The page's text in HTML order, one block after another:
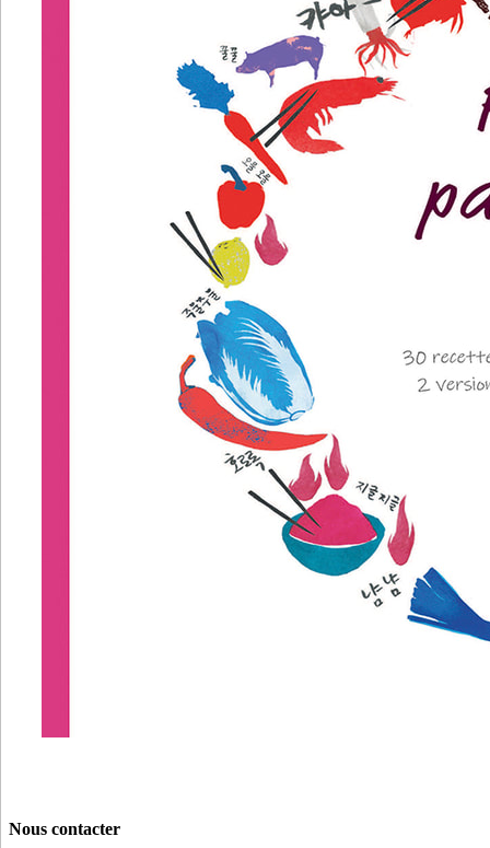
Nous contacter